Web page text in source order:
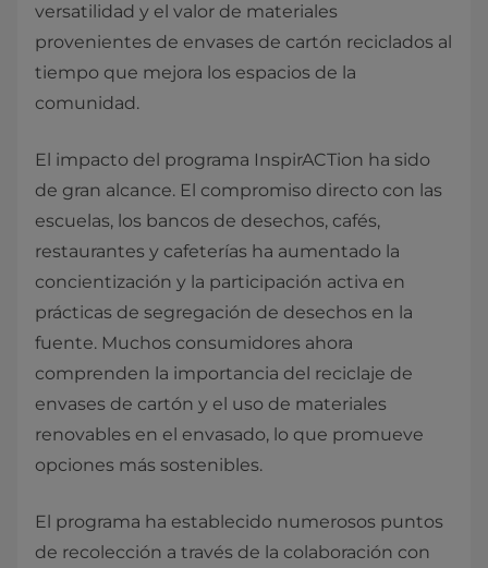
versatilidad y el valor de materiales
provenientes de envases de cartón reciclados al
tiempo que mejora los espacios de la
comunidad.
El impacto del programa InspirACTion ha sido
de gran alcance. El compromiso directo con las
escuelas, los bancos de desechos, cafés,
restaurantes y cafeterías ha aumentado la
concientización y la participación activa en
prácticas de segregación de desechos en la
fuente. Muchos consumidores ahora
comprenden la importancia del reciclaje de
envases de cartón y el uso de materiales
renovables en el envasado, lo que promueve
opciones más sostenibles.
El programa ha establecido numerosos puntos
de recolección a través de la colaboración con